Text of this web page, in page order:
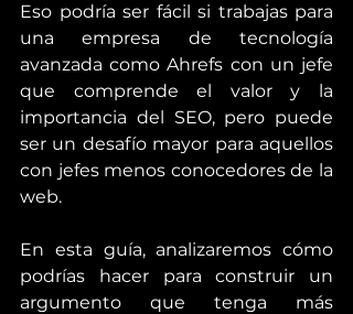
Eso podría ser fácil si trabajas para
una empresa de tecnología
avanzada como Ahrefs con un jefe
que comprende el valor y la
importancia del SEO, pero puede
ser un desafío mayor para aquellos
con jefes menos conocedores de la
web.
En esta guía, analizaremos cómo
podrías hacer para construir un
argumento que tenga más